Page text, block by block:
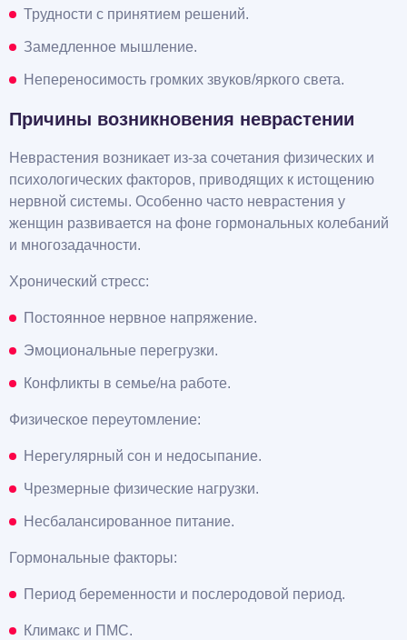
Трудности с принятием решений.
Замедленное мышление.
Непереносимость громких звуков/яркого света.
Причины возникновения неврастении
Неврастения возникает из-за сочетания физических и
психологических факторов, приводящих к истощению
нервной системы. Особенно часто неврастения у
женщин развивается на фоне гормональных колебаний
и многозадачности.
Хронический стресс:
Постоянное нервное напряжение.
Эмоциональные перегрузки.
Конфликты в семье/на работе.
Физическое переутомление:
Нерегулярный сон и недосыпание.
Чрезмерные физические нагрузки.
Несбалансированное питание.
Гормональные факторы:
Период беременности и послеродовой период.
Климакс и ПМС.